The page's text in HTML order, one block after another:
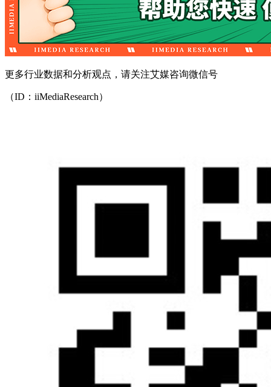
更多行业数据和分析观点，请关注艾媒咨询微信号
（ID：iiMediaResearch）